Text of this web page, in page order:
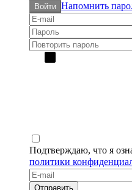
Войти Напомнить
Подтверждаю, что я
политики
Отправить